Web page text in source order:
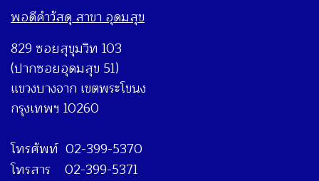
พอดีคำวัสดุ สาขา อุดมสุข
829 ซอยสุขุมวิท 103
(ปากซอยอุดมสุข 51)
แขวงบางจาก เขตพระโขนง
กรุงเทพฯ 10260
โทรศัพท์ 02-399-5370
โทรสาร 02-399-5371